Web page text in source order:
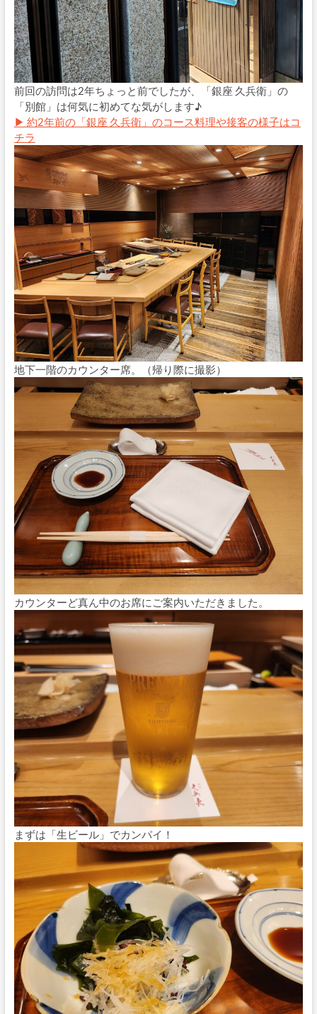
前回の訪問は2年ちょっと前でしたが、「銀座 久兵衛」の
「別館」は何気に初めてな気がします♪
▶ 約2年前の「銀座 久兵衛」のコース料理や接客の様子はコ
チラ
地下一階のカウンター席。（帰り際に撮影）
カウンターど真ん中のお席にご案内いただきました。
まずは「生ビール」でカンパイ！